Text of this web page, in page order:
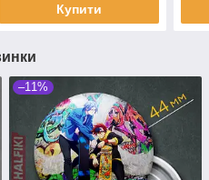
Купити
–11%